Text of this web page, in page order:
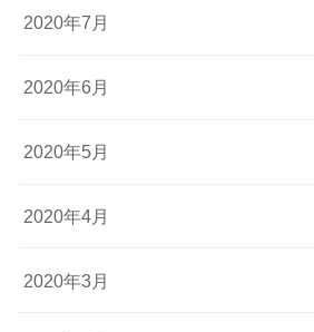
2020年7月
2020年6月
2020年5月
2020年4月
2020年3月